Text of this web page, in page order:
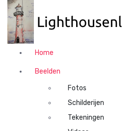
Home
Beelden
Fotos
Schilderijen
Tekeningen